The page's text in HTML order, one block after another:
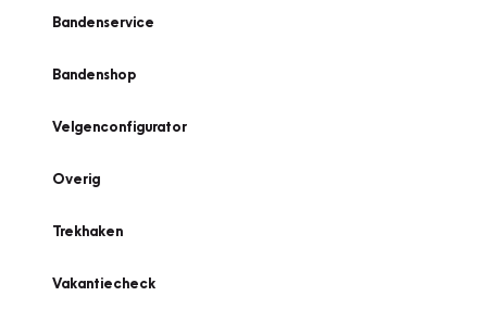
Bandenservice
Bandenshop
Velgenconfigurator
Overig
Trekhaken
Vakantiecheck